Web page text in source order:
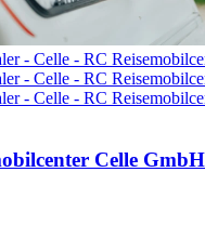
Celle GmbH